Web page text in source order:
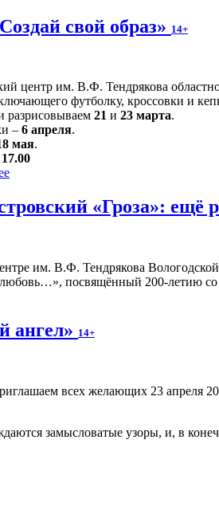
свой образ» 14+
центр им. В.Ф. Тендрякова
футболку, кроссовки и
разрисовываем 21 и 23 марта.
– 6 апреля.
мая.
17.00
«Гроза»: ещё
им. В.Ф. Тендрякова Вологодской
посвящённый 200-летию
ангел» 14+
всех желающих 23 апреля
замысловатые узоры, и, в